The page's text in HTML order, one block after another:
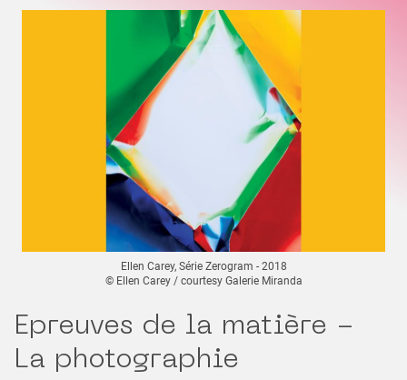
Ellen Carey, Série Zerogram - 2018
© Ellen Carey / courtesy Galerie Miranda
Epreuves de la matière -
La photographie